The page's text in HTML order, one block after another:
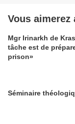
Vous aimerez
Mgr Irinarkh de
tâche est de
prison»
Séminaire